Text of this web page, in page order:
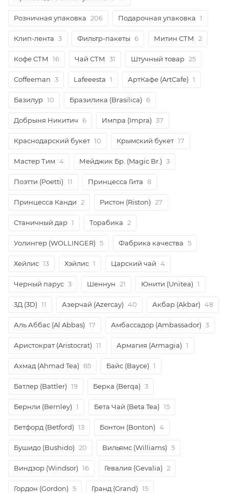
Розничная упаковка 206 Подарочная упаковка 1
Клип-лента 3 Фильтр-пакеты 6 Митин СТМ 2
Кофе СТМ 16 Чай СТМ 31 Штучный товар 25
Coffeeman 3 Lafeeesta 1 АртКафе (ArtCafe) 1
Базилур 10 Бразилика (Brasilica) 6
Добрыня Никитич 6 Импра (Impra) 37
Краснодарский букет 10 Крымский букет 17
Мастер Тим 4 Мейджик Бр. (Magic Br.) 3
Поэтти (Poetti) 11 Принцесса Гита 8
Принцесса Канди 2 Ристон (Riston) 27
Станичный дар 1 Торабика 2
Уолингер (WOLLINGER) 5 Фабрика качества 5
Хейлис 13 Хэйлис 1 Царский чай 4
Черный парус 3 Шеннун 21 Юнити (Unitea) 1
3Д (3D) 11 Азерчай (Azercay) 40 Акбар (Akbar) 48
Аль Аббас (Al Abbas) 17 Амбассадор (Ambassador) 3
Аристократ (Aristocrat) 11 Армагия (Armagia) 1
Ахмад (Ahmad Tea) 85 Байс (Bayce) 1
Батлер (Battler) 19 Берка (Berqa) 3
Бернли (Bernley) 1 Бета Чай (Beta Tea) 15
Бетфорд (Betford) 13 Бонтон (Bonton) 4
Бушидо (Bushido) 20 Вильямс (Williams) 5
Виндзор (Windsor) 16 Гевалия (Gevalia) 2
Гордон (Gordon) 5 Гранд (Grand) 15